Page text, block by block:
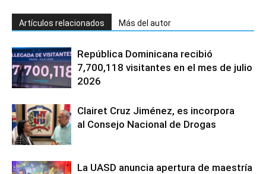
Artículos relacionados Más del autor
República Dominicana recibió
7,700,118 visitantes en el mes de julio
2026
Clairet Cruz Jiménez, es incorpora
al Consejo Nacional de Drogas
La UASD anuncia apertura de maestría